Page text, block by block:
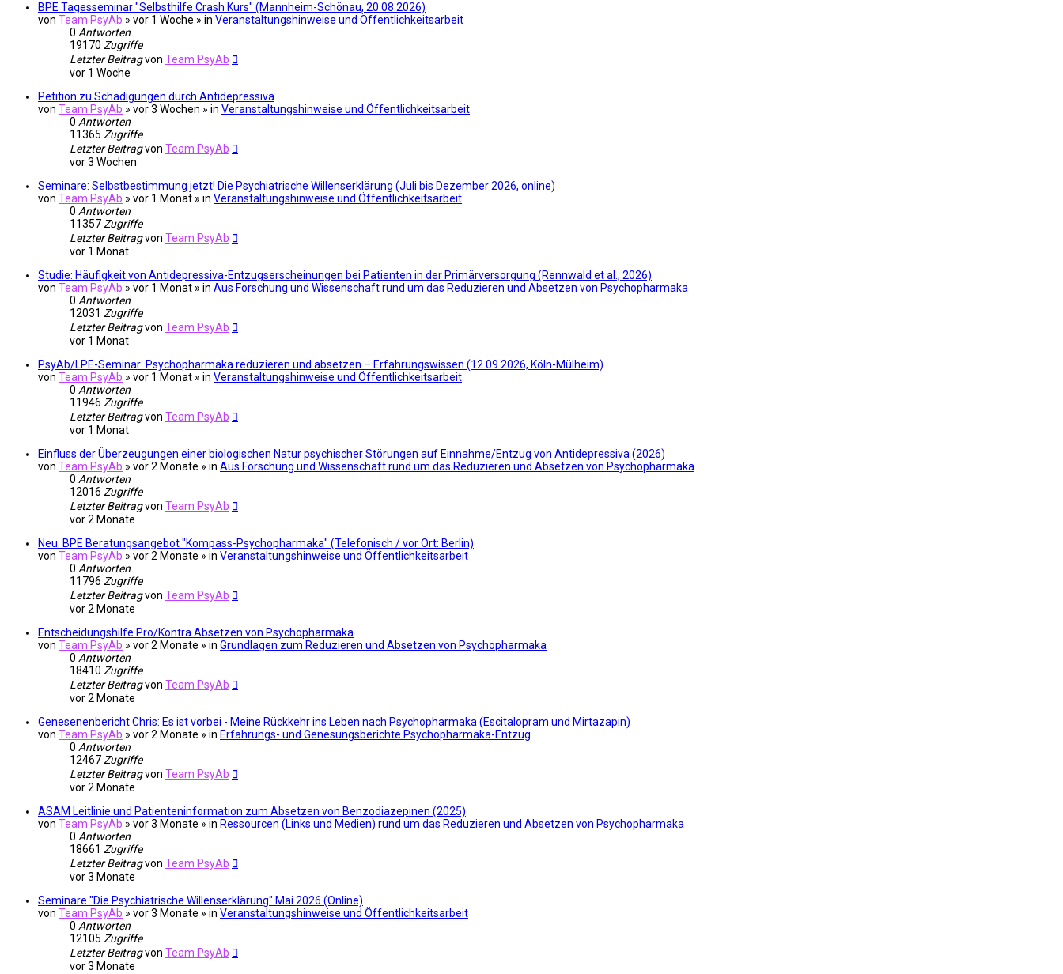
BPE Tagesseminar "Selbsthilfe Crash Kurs" (Mannheim-Schönau, 20.08.2026)
von Team PsyAb » vor 1 Woche » in Veranstaltungshinweise und Öffentlichkeitsarbeit
0 Antworten
19170 Zugriffe
Letzter Beitragvon Team PsyAb
vor 1 Woche
Petition zu Schädigungen durch Antidepressiva
von Team PsyAb » vor 3 Wochen » in Veranstaltungshinweise und Öffentlichkeitsarbeit
0 Antworten
11365 Zugriffe
Letzter Beitragvon Team PsyAb
vor 3 Wochen
Seminare: Selbstbestimmung jetzt! Die Psychiatrische Willenserklärung (Juli bis Dezember 2026, online)
von Team PsyAb » vor 1 Monat » in Veranstaltungshinweise und Öffentlichkeitsarbeit
0 Antworten
11357 Zugriffe
Letzter Beitragvon Team PsyAb
vor 1 Monat
Studie: Häufigkeit von Antidepressiva-Entzugserscheinungen bei Patienten in der Primärversorgung (Rennwald et al., 2026)
von Team PsyAb » vor 1 Monat » in Aus Forschung und Wissenschaft rund um das Reduzieren und Absetzen von Psychopharmaka
0 Antworten
12031 Zugriffe
Letzter Beitragvon Team PsyAb
vor 1 Monat
PsyAb/LPE-Seminar: Psychopharmaka reduzieren und absetzen – Erfahrungswissen (12.09.2026, Köln-Mülheim)
von Team PsyAb » vor 1 Monat » in Veranstaltungshinweise und Öffentlichkeitsarbeit
0 Antworten
11946 Zugriffe
Letzter Beitragvon Team PsyAb
vor 1 Monat
Einfluss der Überzeugungen einer biologischen Natur psychischer Störungen auf Einnahme/Entzug von Antidepressiva (2026)
von Team PsyAb » vor 2 Monate » in Aus Forschung und Wissenschaft rund um das Reduzieren und Absetzen von Psychopharmaka
0 Antworten
12016 Zugriffe
Letzter Beitragvon Team PsyAb
vor 2 Monate
Neu: BPE Beratungsangebot "Kompass-Psychopharmaka" (Telefonisch / vor Ort: Berlin)
von Team PsyAb » vor 2 Monate » in Veranstaltungshinweise und Öffentlichkeitsarbeit
0 Antworten
11796 Zugriffe
Letzter Beitragvon Team PsyAb
vor 2 Monate
Entscheidungshilfe Pro/Kontra Absetzen von Psychopharmaka
von Team PsyAb » vor 2 Monate » in Grundlagen zum Reduzieren und Absetzen von Psychopharmaka
0 Antworten
18410 Zugriffe
Letzter Beitragvon Team PsyAb
vor 2 Monate
Genesenenbericht Chris: Es ist vorbei - Meine Rückkehr ins Leben nach Psychopharmaka (Escitalopram und Mirtazapin)
von Team PsyAb » vor 2 Monate » in Erfahrungs- und Genesungsberichte Psychopharmaka-Entzug
0 Antworten
12467 Zugriffe
Letzter Beitragvon Team PsyAb
vor 2 Monate
ASAM Leitlinie und Patienteninformation zum Absetzen von Benzodiazepinen (2025)
von Team PsyAb » vor 3 Monate » in Ressourcen (Links und Medien) rund um das Reduzieren und Absetzen von Psychopharmaka
0 Antworten
18661 Zugriffe
Letzter Beitragvon Team PsyAb
vor 3 Monate
Seminare "Die Psychiatrische Willenserklärung" Mai 2026 (Online)
von Team PsyAb » vor 3 Monate » in Veranstaltungshinweise und Öffentlichkeitsarbeit
0 Antworten
12105 Zugriffe
Letzter Beitragvon Team PsyAb
vor 3 Monate